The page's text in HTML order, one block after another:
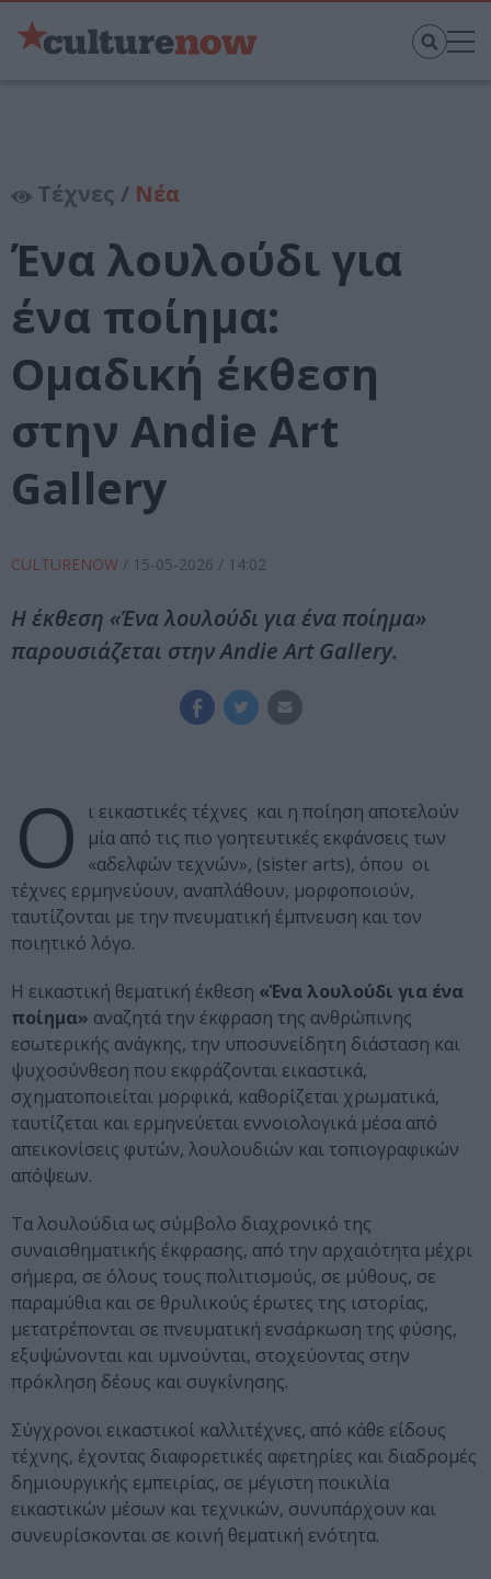
Τέχνες / Νέα
Ένα λουλούδι για
ένα ποίημα:
Ομαδική έκθεση
στην Andie Art
Gallery
CULTURENOW / 15-05-2026 / 14:02
Η έκθεση «Ένα λουλούδι για ένα ποίημα»
παρουσιάζεται στην Andie Art Gallery.
Ο
ι εικαστικές τέχνες και η ποίηση αποτελούν
μία από τις πιο γοητευτικές εκφάνσεις των
«αδελφών τεχνών», (sister arts), όπου οι
τέχνες ερμηνεύουν, αναπλάθουν, μορφοποιούν,
ταυτίζονται με την πνευματική έμπνευση και τον
ποιητικό λόγο.
Η εικαστική θεματική έκθεση «Ένα λουλούδι για ένα
ποίημα» αναζητά την έκφραση της ανθρώπινης
εσωτερικής ανάγκης, την υποσυνείδητη διάσταση και
ψυχοσύνθεση που εκφράζονται εικαστικά,
σχηματοποιείται μορφικά, καθορίζεται χρωματικά,
ταυτίζεται και ερμηνεύεται εννοιολογικά μέσα από
απεικονίσεις φυτών, λουλουδιών και τοπιογραφικών
απόψεων.
Τα λουλούδια ως σύμβολο διαχρονικό της
συναισθηματικής έκφρασης, από την αρχαιότητα μέχρι
σήμερα, σε όλους τους πολιτισμούς, σε μύθους, σε
παραμύθια και σε θρυλικούς έρωτες της ιστορίας,
μετατρέπονται σε πνευματική ενσάρκωση της φύσης,
εξυψώνονται και υμνούνται, στοχεύοντας στην
πρόκληση δέους και συγκίνησης.
Σύγχρονοι εικαστικοί καλλιτέχνες, από κάθε είδους
τέχνης, έχοντας διαφορετικές αφετηρίες και διαδρομές
δημιουργικής εμπειρίας, σε μέγιστη ποικιλία
εικαστικών μέσων και τεχνικών, συνυπάρχουν και
συνευρίσκονται σε κοινή θεματική ενότητα.